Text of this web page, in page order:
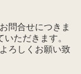
問合せにつきま
ただきます。
ろしくお願い致